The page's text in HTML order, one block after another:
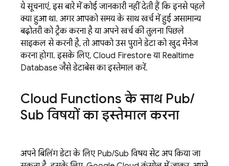
ये सूचनाएं, इस बारे में कोई जानकारी नहीं देती हैं कि इनसे पहले
क्या हुआ था. अगर आपको समय के साथ खर्च में हुई असामान्य
बढ़ोतरी को ट्रैक करना है या अपने खर्च की तुलना पिछले
साइकल से करनी है, तो आपको उस पुराने डेटा को खुद मैनेज
करना होगा. इसके लिए, Cloud Firestoreया Realtime
Databaseजैसे डेटाबेस का इस्तेमाल करें.
Cloud Functions के साथ Pub/
Sub विषयों का इस्तेमाल करना
अपने बिलिंग डेटा के लिए Pub/Sub विषय सेट अप किया जा